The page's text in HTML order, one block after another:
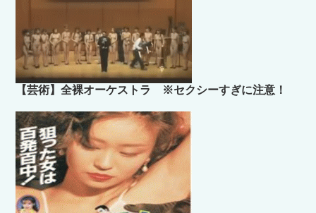
【芸術】全裸オーケストラ ※セクシーすぎに注意！